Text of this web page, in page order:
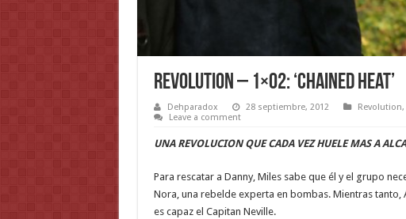
Revolution – 1×02: ‘Chained Heat’
Dehparadox 28 septiembre, 2012 Revolution,
Leave a comment
UNA REVOLUCION QUE CADA VEZ HUELE MAS A
Para rescatar a Danny, Miles sabe que él y el grupo
Nora, una rebelde experta en bombas. Mientras tanto,
es capaz el Capitan Neville.